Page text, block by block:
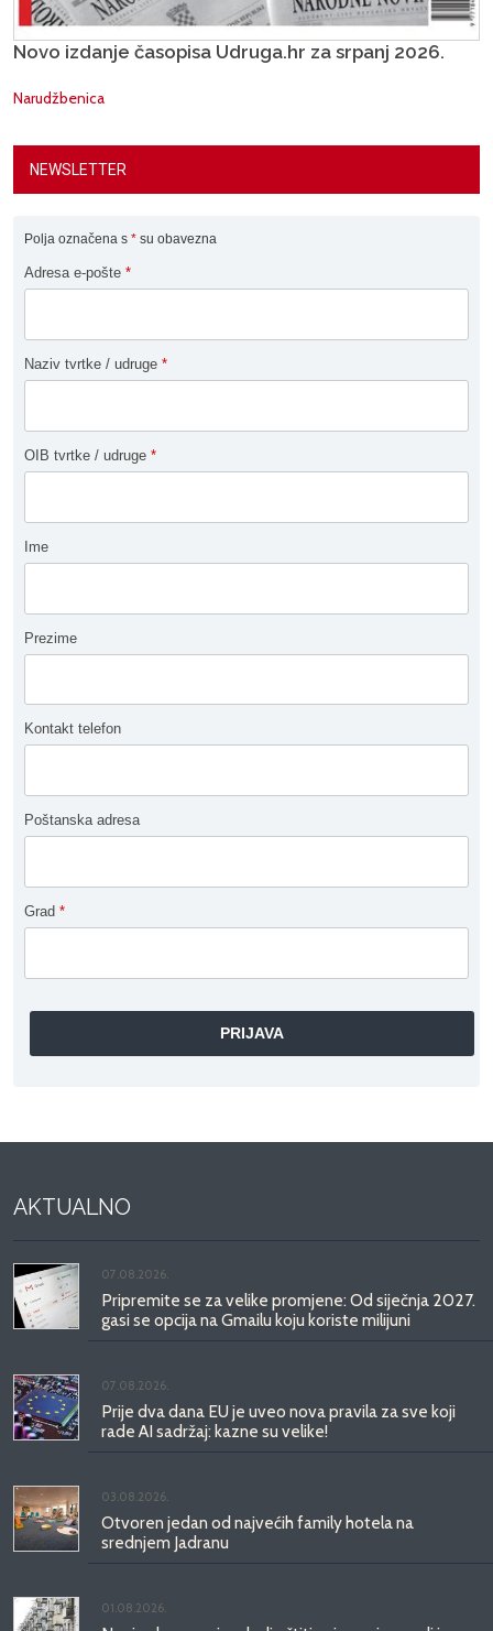
Novo izdanje časopisa Udruga.hr za srpanj 2026.
Narudžbenica
NEWSLETTER
Polja označena s * su obavezna
Adresa e-pošte *
Naziv tvrtke / udruge *
OIB tvrtke / udruge *
Ime
Prezime
Kontakt telefon
Poštanska adresa
Grad *
AKTUALNO
07.08.2026.
Pripremite se za velike promjene: Od siječnja 2027.
gasi se opcija na Gmailu koju koriste milijuni
07.08.2026.
Prije dva dana EU je uveo nova pravila za sve koji
rade AI sadržaj: kazne su velike!
03.08.2026.
Otvoren jedan od najvećih family hotela na
srednjem Jadranu
01.08.2026.